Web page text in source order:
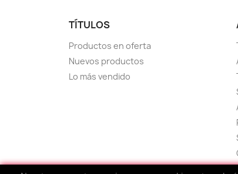
TÍTULOS
Productos en oferta
Nuevos productos
Lo más vendido